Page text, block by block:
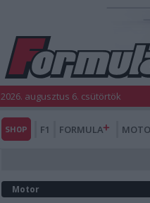
2026. augusztus 6. csütörtök
SHOP F1 FORMULA
Motor